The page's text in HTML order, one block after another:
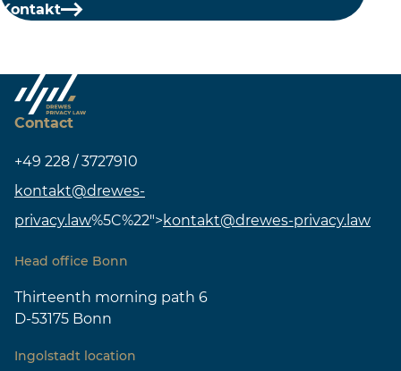
Kontakt
Contact
+49 228 / 3727910
kontakt@drewes-
privacy.law%5C%22">kontakt@drewes-privacy.law
Head office Bonn
Thirteenth morning path 6
D-53175 Bonn
Ingolstadt location